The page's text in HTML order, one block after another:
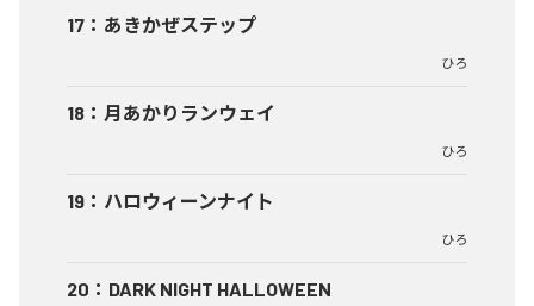
17 ： あきかぜステップ
ひろ
18 ： 月あかりランウェイ
ひろ
19 ： ハロウィーンナイト
ひろ
20 ： DARK NIGHT HALLOWEEN